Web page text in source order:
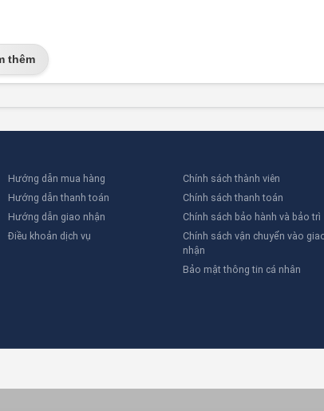
thêm
Hướng dẫn mua hàng
Hướng dẫn thanh toán
Hướng dẫn giao nhận
Điều khoản dịch vụ
Chính sách thành viên
Chính sách thanh toán
Chính sách bảo hành và bảo trì
Chính sách vận chuyển vào
nhận
Bảo mật thông tin cá nhân